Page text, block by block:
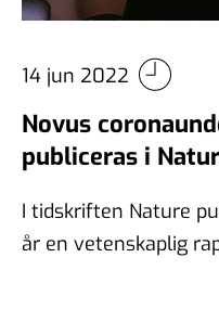
14 jun 2022
Novus
publiceras i
I tidskriften Nature
år en vetenskaplig